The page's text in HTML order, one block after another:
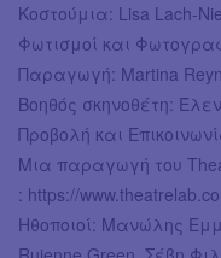
Κοστούμια: Lisa Lach-
Φωτισμοί και
Παραγωγή: Martina
Βοηθός σκηνοθέτη:
Προβολή και
Μια παραγωγή του
: https://
Ηθοποιοί: Μανώλης